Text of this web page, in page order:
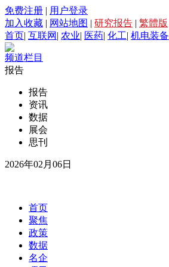
免费注册 | 用户登录
加入收藏 | 网站地图 | 研究报告 | 繁體版
首页| 互联网 | 农业| 医药| 化工| 机电装备
频道栏目
报告
报告
资讯
数据
展会
思刊
2026年02月06日
首页
聚焦
政策
数据
名企